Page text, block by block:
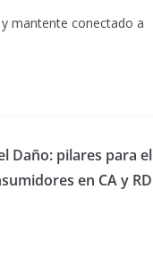
y mantente conectado a
Daño: pilares para el
en CA y RD